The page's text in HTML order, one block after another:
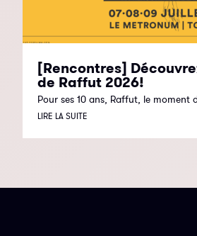
[Rencontres]
de Raffut 2026!
Pour ses 10 ans, Raffut, le moment
LIRE LA SUITE